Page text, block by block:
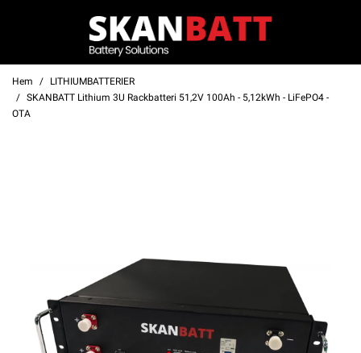
Hem
LITHIUMBATTERIER
SKANBATT Lithium 3U Rackbatteri 51,2V 100Ah - 5,12kWh - LiFePO4 -
OTA